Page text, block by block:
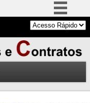
Simplifique!
Comunica BR
Participe
à informação
Legislação